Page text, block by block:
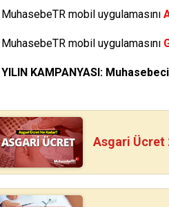
MuhasebeTR mobil uygulamasını
MuhasebeTR mobil uygulamasını
YILIN KAMPANYASI:
Asgari Ücret